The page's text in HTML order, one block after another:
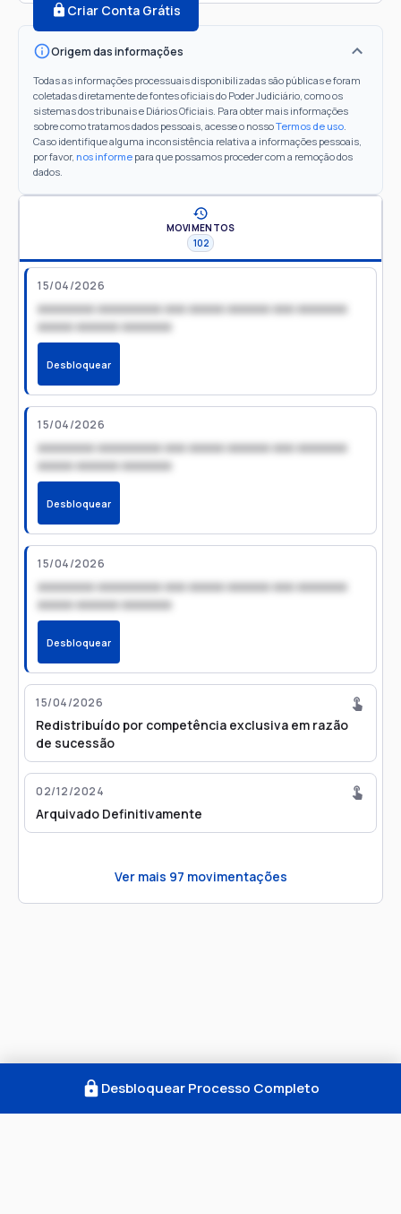
Criar Conta Grátis
Origem das informações
Todas as informações processuais disponibilizadas são públicas e foram
coletadas diretamente de fontes oficiais do Poder Judiciário, como os
sistemas dos tribunais e Diários Oficiais. Para obter mais informações
sobre como tratamos dados pessoais, acesse o nossoTermos de uso.
Caso identifique alguma inconsistência relativa a informações pessoais,
por favor, nos informe para que possamos proceder com a remoção dos
dados.
MOVIMENTOS
102
15/04/2026
xxxxxxxx xxxxxxxxx xxx xxxxx xxxxxx xxx xxxxxxx
xxxxx xxxxxx xxxxxxx
Desbloquear
15/04/2026
xxxxxxxx xxxxxxxxx xxx xxxxx xxxxxx xxx xxxxxxx
xxxxx xxxxxx xxxxxxx
Desbloquear
15/04/2026
xxxxxxxx xxxxxxxxx xxx xxxxx xxxxxx xxx xxxxxxx
xxxxx xxxxxx xxxxxxx
Desbloquear
15/04/2026
Redistribuído por competência exclusiva em razão
de sucessão
02/12/2024
Arquivado Definitivamente
Ver mais 97 movimentações
Desbloquear Processo Completo